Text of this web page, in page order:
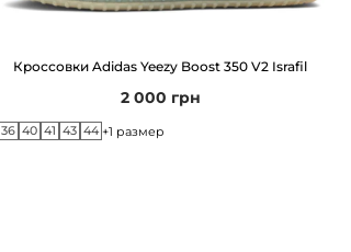
Кроссовки Adidas Yeezy Boost 350 V2 Israfil
2 000 грн
36 40 41 43 44 +1 размер